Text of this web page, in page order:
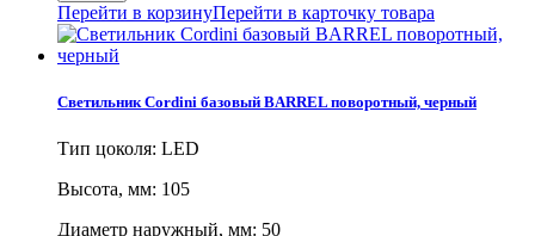
Перейти в корзинуПерейти в карточку товара
Светильник Cordini базовый BARREL поворотный, черный
Тип цоколя: LED
Высота, мм: 105
Диаметр наружный, мм: 50